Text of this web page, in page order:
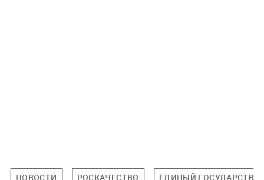
НОВОСТИ РОСКАЧЕСТВО ЕДИНЫЙ